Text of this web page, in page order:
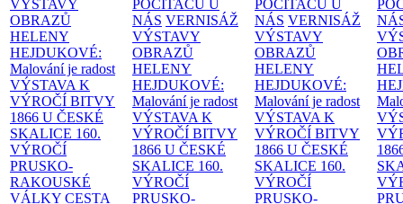
VÝSTAVY
OBRAZŮ
HELENY
HEJDUKOVÉ:
Malování je radost
VÝSTAVA K
VÝROČÍ BITVY
1866 U ČESKÉ
SKALICE 160.
VÝROČÍ
PRUSKO-
RAKOUSKÉ
VÁLKY CESTA
POČÍTAČŮ U
NÁS VERNISÁŽ
VÝSTAVY
OBRAZŮ
HELENY
HEJDUKOVÉ:
Malování je radost
VÝSTAVA K
VÝROČÍ BITVY
1866 U ČESKÉ
SKALICE 160.
VÝROČÍ
PRUSKO-
POČÍTAČŮ U
NÁS VERNISÁŽ
VÝSTAVY
OBRAZŮ
HELENY
HEJDUKOVÉ:
Malování je radost
VÝSTAVA K
VÝROČÍ BITVY
1866 U ČESKÉ
SKALICE 160.
VÝROČÍ
PRUSKO-